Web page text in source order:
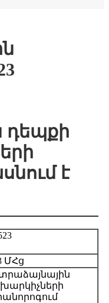
դեպքի
է
ՄՀց